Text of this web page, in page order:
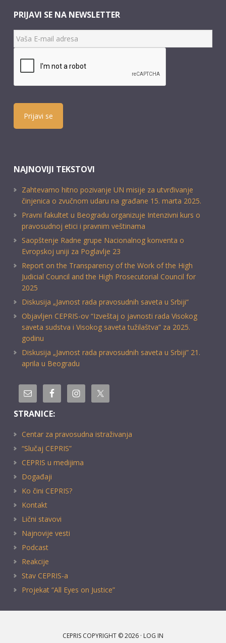
PRIJAVI SE NA NEWSLETTER
Prijavi se
NAJNOVIJI TEKSTOVI
Zahtevamo hitno pozivanje UN misije za utvrđivanje
činjenica o zvučnom udaru na građane 15. marta 2025.
Pravni fakultet u Beogradu organizuje Intenzivni kurs o
pravosudnoj etici i pravnim veštinama
Saopštenje Radne grupe Nacionalnog konventa o
Evropskoj uniji za Poglavlje 23
Report on the Transparency of the Work of the High
Judicial Council and the High Prosecutorial Council for
2025
Diskusija „Javnost rada pravosudnih saveta u Srbiji“
Objavljen CEPRIS-ov “Izveštaj o javnosti rada Visokog
saveta sudstva i Visokog saveta tužilaštva” za 2025.
godinu
Diskusija „Javnost rada pravosudnih saveta u Srbiji” 21.
aprila u Beogradu
STRANICE:
Centar za pravosudna istraživanja
“Slučaj CEPRIS”
CEPRIS u medijima
Događaji
Ko čini CEPRIS?
Kontakt
Lični stavovi
Najnovije vesti
Podcast
Reakcije
Stav CEPRIS-a
Projekat “All Eyes on Justice”
CEPRIS COPYRIGHT © 2026 · LOG IN